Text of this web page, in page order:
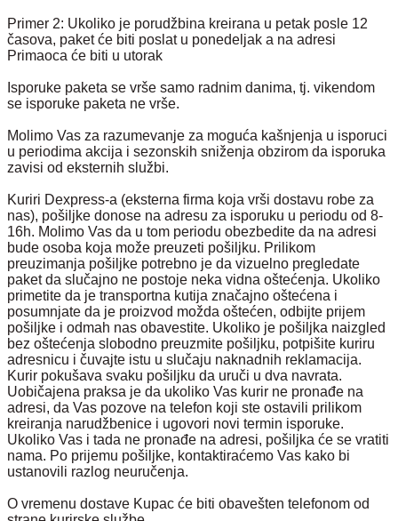
Primer 2: Ukoliko je porudžbina kreirana u petak posle 12
časova, paket će biti poslat u ponedeljak a na adresi
Primaoca će biti u utorak
Isporuke paketa se vrše samo radnim danima, tj. vikendom
se isporuke paketa ne vrše.
Molimo Vas za razumevanje za moguća kašnjenja u isporuci
u periodima akcija i sezonskih sniženja obzirom da isporuka
zavisi od eksternih službi.
Kuriri Dexpress-a (eksterna firma koja vrši dostavu robe za
nas) , pošiljke donose na adresu za isporuku u periodu od 8-
16h. Molimo Vas da u tom periodu obezbedite da na adresi
bude osoba koja može preuzeti pošiljku. Prilikom
preuzimanja pošiljke potrebno je da vizuelno pregledate
paket da slučajno ne postoje neka vidna oštećenja. Ukoliko
primetite da je transportna kutija značajno oštećena i
posumnjate da je proizvod možda oštećen, odbijte prijem
pošiljke i odmah nas obavestite. Ukoliko je pošiljka naizgled
bez oštećenja slobodno preuzmite pošiljku, potpišite kuriru
adresnicu i čuvajte istu u slučaju naknadnih reklamacija.
Kurir pokušava svaku pošiljku da uruči u dva navrata.
Uobičajena praksa je da ukoliko Vas kurir ne pronađe na
adresi, da Vas pozove na telefon koji ste ostavili prilikom
kreiranja narudžbenice i ugovori novi termin isporuke.
Ukoliko Vas i tada ne pronađe na adresi, pošiljka će se vratiti
nama. Po prijemu pošiljke, kontaktiraćemo Vas kako bi
ustanovili razlog neuručenja.
O vremenu dostave Kupac će biti obavešten telefonom od